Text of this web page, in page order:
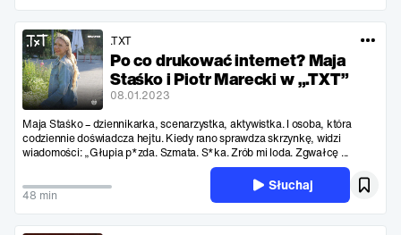
.TXT
Po co drukować internet? Maja
Staśko i Piotr Marecki w „.TXT”
08.01.2023
Maja Staśko – dziennikarka, scenarzystka, aktywistka. I osoba, która
codziennie doświadcza hejtu. Kiedy rano sprawdza skrzynkę, widzi
wiadomości: „Głupia p*zda. Szmata. S*ka. Zrób mi loda. Zgwałcę ...
48 min
Słuchaj